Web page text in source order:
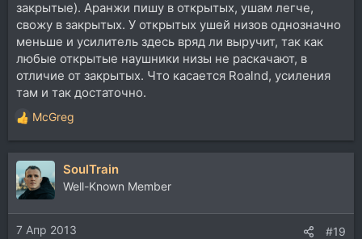
закрытые). Аранжи пишу в открытых, ушам легче,
свожу в закрытых. У открытых ушей низов однозначно
меньше и усилитель здесь вряд ли выручит, так как
любые открытые наушники низы не раскачают, в
отличие от закрытых. Что касается Roalnd, усиления
там и так достаточно.
Р
е
а
к
ц
и
и
:
McGreg
SoulTrain
Well-Known Member
7 Апр 2013 #19